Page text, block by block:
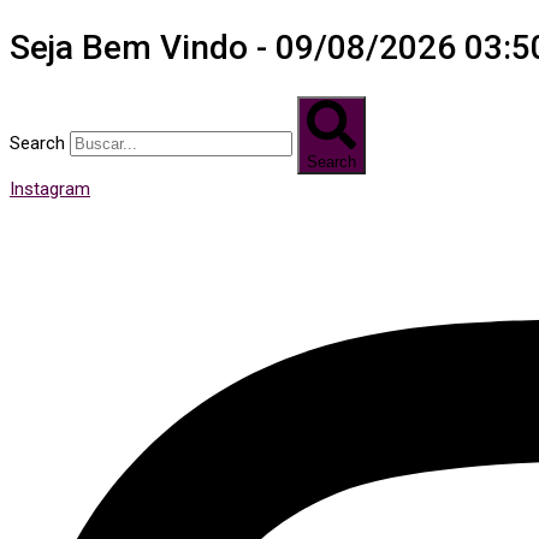
Seja Bem Vindo - 09/08/2026
Search
Search
Instagram